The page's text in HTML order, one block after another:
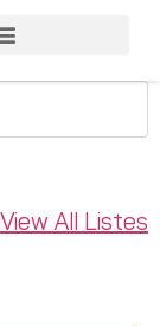
View All Listes